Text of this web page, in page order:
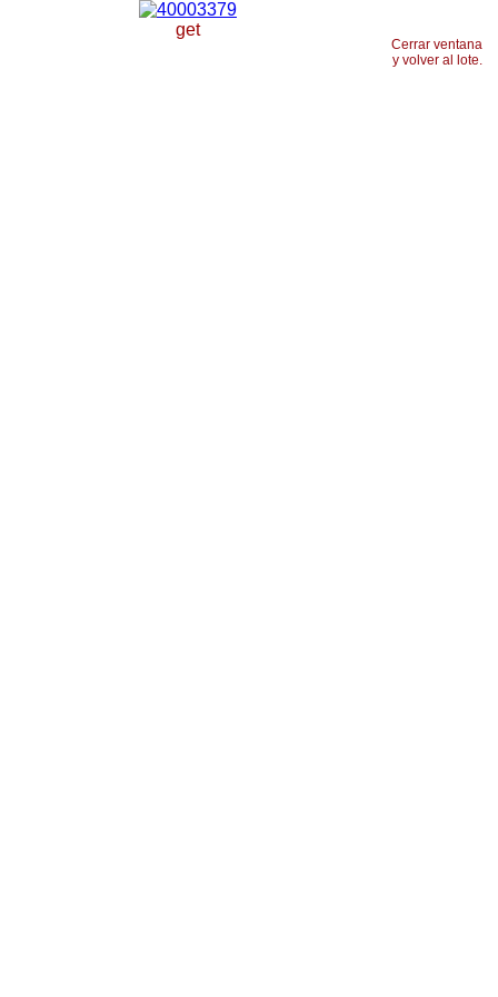
Cerrar ventana
y volver al lote.
get